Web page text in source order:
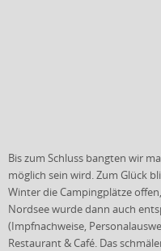
Bis zum Schluss bangten wir
möglich sein wird. Zum Glück
Winter die Campingplätze
Nordsee wurde dann auch
(Impfnachweise,
Restaurant & Café. Das